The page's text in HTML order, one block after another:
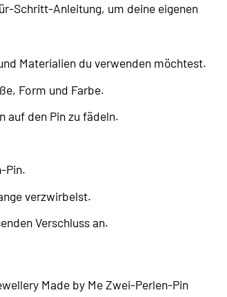
Schritt-Anleitung, um deine eigenen
Materialien du verwenden möchtest.
Form und Farbe.
auf den Pin zu fädeln.
Pin.
verzwirbelst.
Verschluss an.
Made by Me Zwei-Perlen-Pin